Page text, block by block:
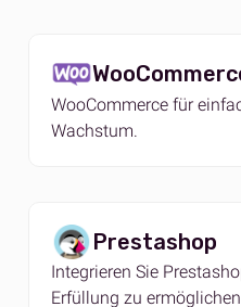
WooCommerce für
Wachstum.
Prestashop
Integrieren Sie
Erfüllung zu